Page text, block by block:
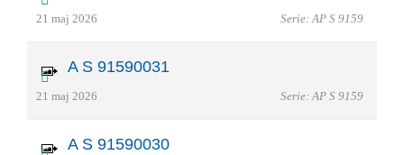
21 maj 2026 Serie: AP S 9159
A S 91590031
21 maj 2026 Serie: AP S 9159
A S 91590030